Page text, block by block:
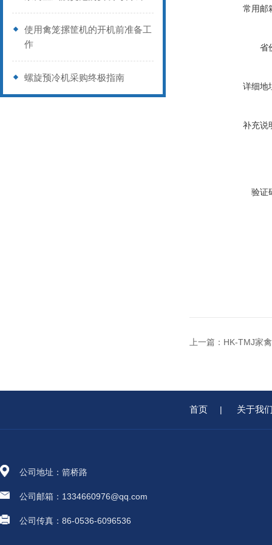
使用禽笼摞筐机的开机前准备工
作
螺旋预冷机采购终极指南
常用邮
省
详细地
补充说
验证
上一篇： HK-TMJ家
首页 | 关于我
公司地址：箭桥路
公司邮箱：1334660976@qq.com
公司传真：86-0536-6096536